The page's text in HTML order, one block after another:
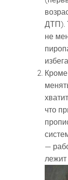
ДТП).
не
что
—